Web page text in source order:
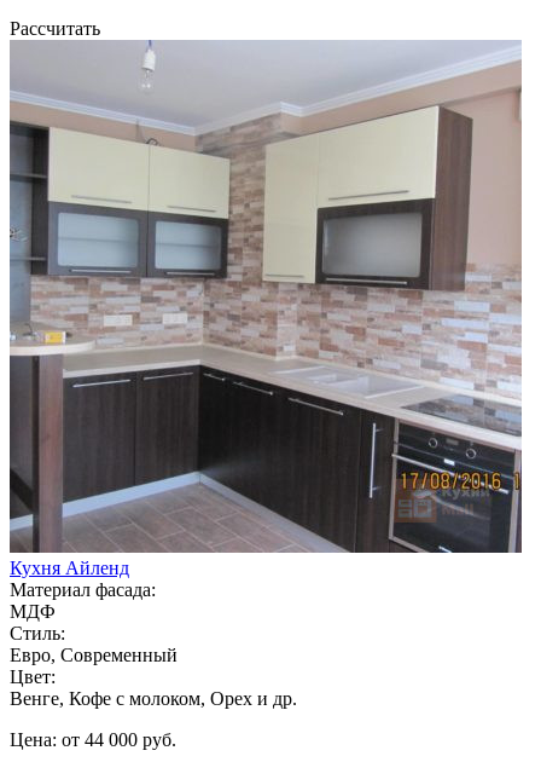
Рассчитать
Кухня Айленд
Материал фасада:
МДФ
Стиль:
Евро, Современный
Цвет:
Венге, Кофе с молоком, Орех и др.
Цена: от 44 000 руб.